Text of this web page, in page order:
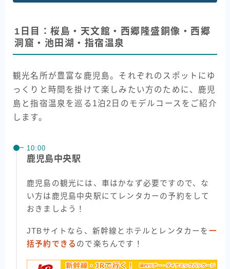
1日目：桜島・天文館・西郷隆盛銅像・西郷
洞窟・池田湖・指宿温泉
観光名所が豊富な鹿児島。それぞれのスポットにゆ
っくりと時間を掛けて楽しみたい方のために、鹿児
島と指宿温泉を巡る1泊2日のモデルコースをご紹介
します。
10:00
鹿児島中央駅
鹿児島の観光には、車はかなず必要ですので、な
い方は鹿児島中央駅にてレンタカーの予約をして
おきましよう！
JTBサイトなら、新幹線とホテルとレンタカーを 一
括予約できる ので楽ちんです！